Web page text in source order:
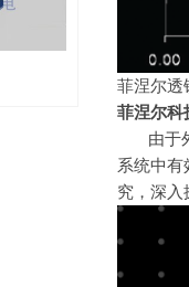
菲涅尔透
菲涅尔科
由于
系统中有
究，深入